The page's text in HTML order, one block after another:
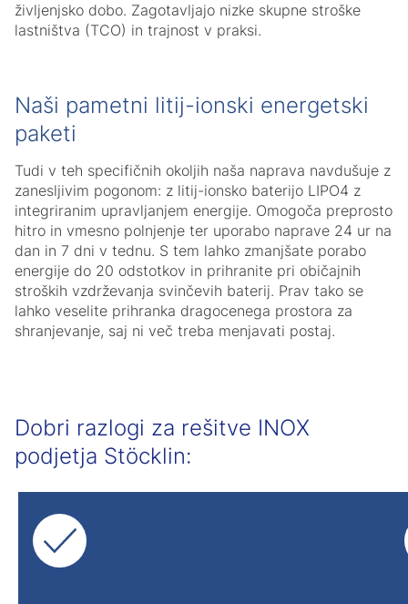
življenjsko dobo. Zagotavljajo nizke skupne stroške
lastništva (TCO) in trajnost v praksi.
Naši pametni litij-ionski energetski
paketi
Tudi v teh specifičnih okoljih naša naprava navdušuje z
zanesljivim pogonom: z litij-ionsko baterijo LIPO4 z
integriranim upravljanjem energije. Omogoča preprosto
hitro in vmesno polnjenje ter uporabo naprave 24 ur na
dan in 7 dni v tednu. S tem lahko zmanjšate porabo
energije do 20 odstotkov in prihranite pri običajnih
stroških vzdrževanja svinčevih baterij. Prav tako se
lahko veselite prihranka dragocenega prostora za
shranjevanje, saj ni več treba menjavati postaj.
Dobri razlogi za rešitve INOX
podjetja Stöcklin: